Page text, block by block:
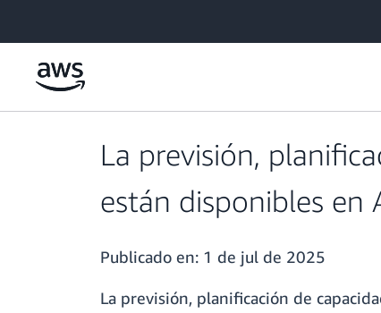
La previsión,
están disponibles en
Publicado en: 1 de jul de 2025
La previsión, planificación de